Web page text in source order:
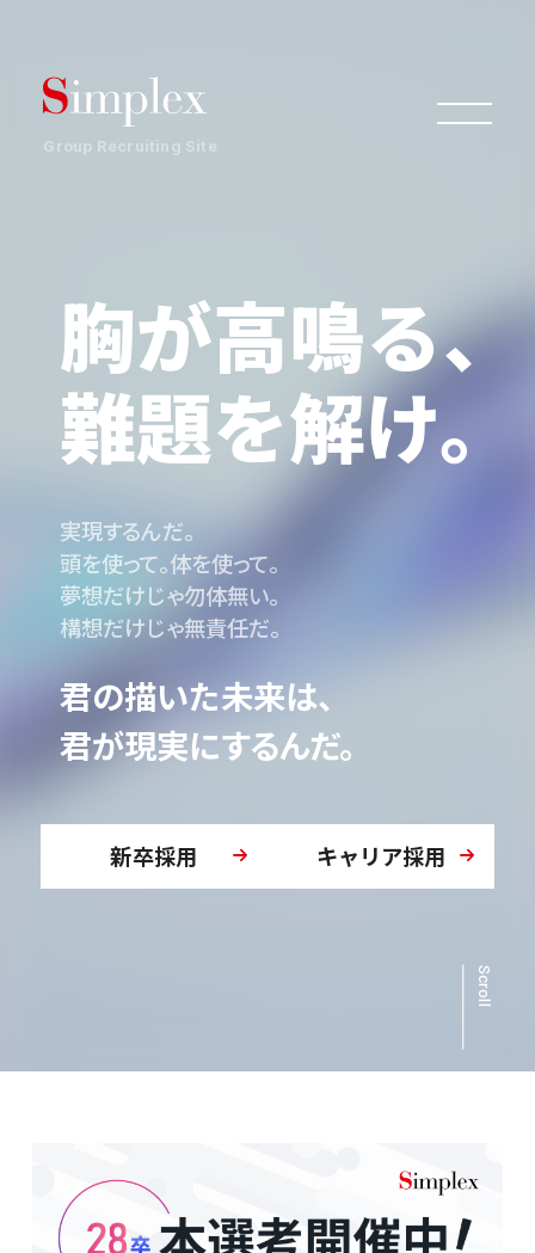
事業
働き方・文化
環境・制度
社員紹介
Group Recruiting Site
胸が高鳴る、
難題を解け。
実現するんだ。
頭を使って。体を使って。
夢想だけじゃ勿体無い。
構想だけじゃ無責任だ。
君の描いた未来は、
君が現実にするんだ。
新卒採用 キャリア採用
Scroll